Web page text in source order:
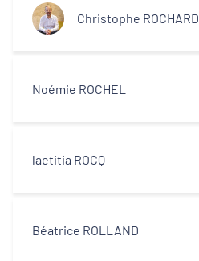
Christophe ROCHARD
Noémie ROCHEL
laetitia ROCQ
Béatrice ROLLAND